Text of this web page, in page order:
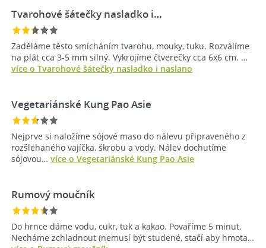
Tvarohové šátečky nasladko i…
Zaděláme těsto smícháním tvarohu, mouky, tuku. Rozválíme
na plát cca 3-5 mm silný. Vykrojíme čtverečky cca 6x6 cm. …
více o Tvarohové šátečky nasladko i naslano
Vegetariánské Kung Pao Asie
Nejprve si naložíme sójové maso do nálevu připraveného z
rozšlehaného vajíčka, škrobu a vody. Nálev dochutíme
sójovou… více o Vegetariánské Kung Pao Asie
Rumový moučník
Do hrnce dáme vodu, cukr, tuk a kakao. Povaříme 5 minut.
Necháme zchladnout (nemusí být studené, stačí aby hmota…